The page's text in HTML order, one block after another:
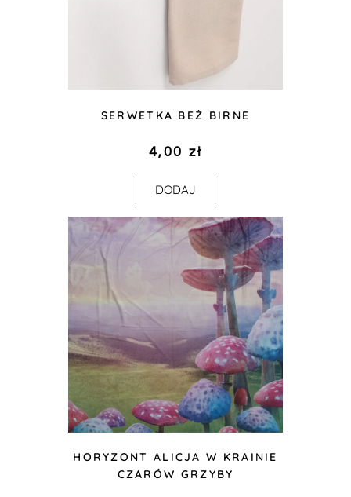
SERWETKA BEŻ BIRNE
4,00zł
DODAJ
HORYZONT ALICJA W KRAINIE
CZARÓW GRZYBY